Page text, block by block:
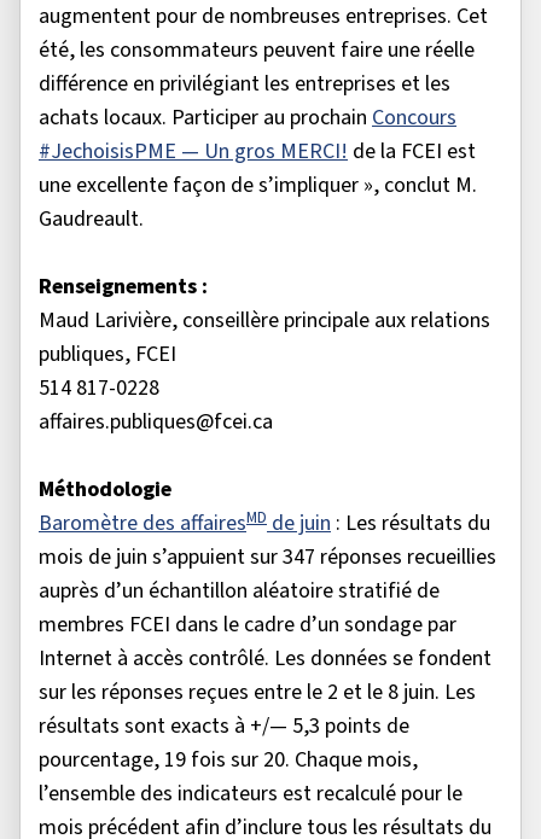
augmentent pour de nombreuses entreprises. Cet
été, les consommateurs peuvent faire une réelle
différence en privilégiant les entreprises et les
achats locaux. Participer au prochain Concours
#JechoisisPME — Un gros MERCI! de la FCEI est
une excellente façon de s’impliquer », conclut M.
Gaudreault.
Renseignements :
Maud Larivière, conseillère principale aux relations
publiques, FCEI
514 817-0228
affaires.publiques@fcei.ca
Méthodologie
Baromètre des affairesMDde juin : Les résultats du
mois de juin s’appuient sur 347 réponses recueillies
auprès d’un échantillon aléatoire stratifié de
membres FCEI dans le cadre d’un sondage par
Internet à accès contrôlé. Les données se fondent
sur les réponses reçues entre le 2 et le 8 juin. Les
résultats sont exacts à +/— 5,3 points de
pourcentage, 19 fois sur 20. Chaque mois,
l’ensemble des indicateurs est recalculé pour le
mois précédent afin d’inclure tous les résultats du